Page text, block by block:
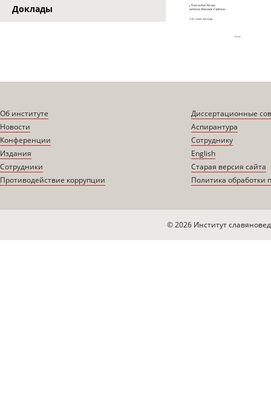
Доклады
Об институте
Новости
Конференции
Издания
Сотрудники
Противодействие коррупции
Диссертационные
Аспирантура
Сотруднику
English
Старая версия сайта
Политика обработки
© 2026 Институт